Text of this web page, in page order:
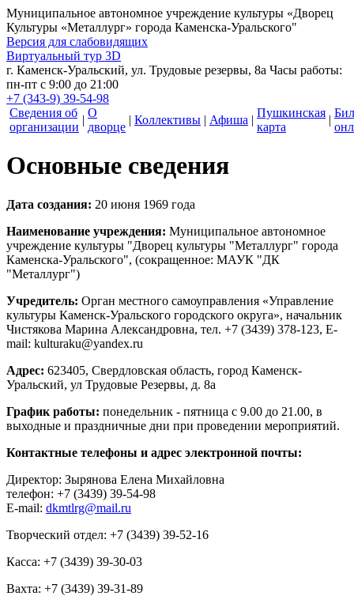
Муниципальное автономное учреждение культуры «Дворец
Культуры «Металлург» города Каменска-Уральского"
Версия для слабовидящих
Виртуальный тур 3D
г. Каменск-Уральский, ул. Трудовые резервы, 8а Часы работы:
пн-пт с 9:00 до 21:00
+7 (343-9) 39-54-98
Сведения об
организации
|
О
дворце
| Коллективы | Афиша |
Пушкинская
карта
|
Основные сведения
Дата создания: 20 июня 1969 года
Наименование учреждения: Муниципальное автономное
учреждение культуры "Дворец культуры "Металлург" города
Каменска-Уральского", (сокращенное: МАУК "ДК
"Металлург")
Учредитель: Орган местного самоуправления «Управление
культуры Каменск-Уральского городского округа», начальник
Чистякова Марина Александровна, тел. +7 (3439) 378-123, E-
mail: kulturaku@yandex.ru
Адрес: 623405, Свердловская область, город Каменск-
Уральский, ул Трудовые Резервы, д. 8а
График работы: понедельник - пятница с 9.00 до 21.00, в
выходные и праздничные дни при проведении мероприятий.
Контактные телефоны и адрес электронной почты:
Директор: Зырянова Елена Михайловна
телефон: +7 (3439) 39-54-98
E-mail: dkmtlrg@mail.ru
Творческий отдел: +7 (3439) 39-52-16
Касса: +7 (3439) 39-30-03
Вахта: +7 (3439) 39-31-89